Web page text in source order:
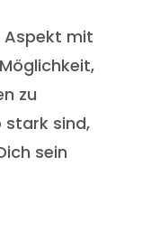
Aspekt mit
zu
stark sind,
sein